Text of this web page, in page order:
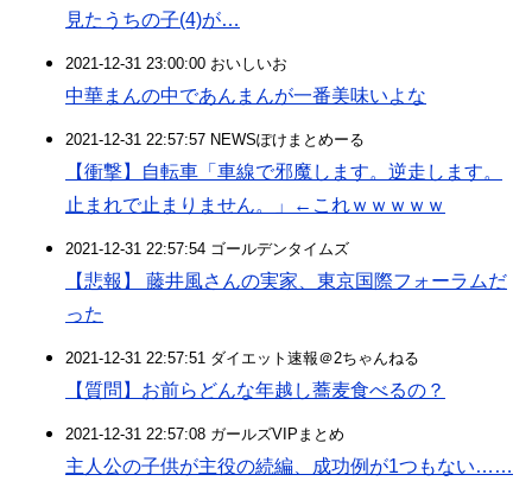
見たうちの子(4)が…
2021-12-31 23:00:00 おいしいお
中華まんの中であんまんが一番美味いよな
2021-12-31 22:57:57 NEWSぽけまとめーる
【衝撃】自転車「車線で邪魔します。逆走します。
止まれで止まりません。」←これｗｗｗｗｗ
2021-12-31 22:57:54 ゴールデンタイムズ
【悲報】 藤井風さんの実家、東京国際フォーラムだ
った
2021-12-31 22:57:51 ダイエット速報＠2ちゃんねる
【質問】お前らどんな年越し蕎麦食べるの？
2021-12-31 22:57:08 ガールズVIPまとめ
主人公の子供が主役の続編、成功例が1つもない……